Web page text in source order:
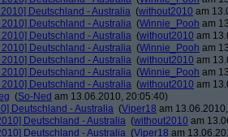
Deutschland - Australia (without2010 am
Deutschland - Australia (Winnie_Pooh am
Deutschland - Australia (without2010 am
Deutschland - Australia (Winnie_Pooh am
Deutschland - Australia (without2010 am
Deutschland - Australia (Winnie_Pooh am
Deutschland - Australia (without2010 am
(So-Ned am 13.06.2010, 20:05:40)
Deutschland - Australia (Viper18 am
Deutschland - Australia (without2010 am
Deutschland - Australia (Viper18 am